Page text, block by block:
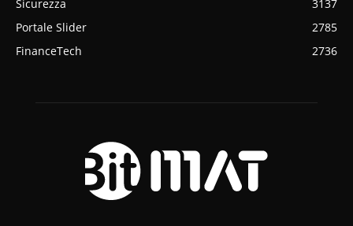
Sicurezza
3137
Portale Slider
2785
FinanceTech
2736